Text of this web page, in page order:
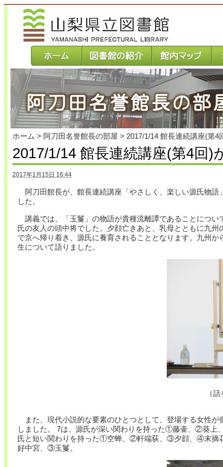
本
文
へ
ン
プ
ホーム > 阿刀田名誉館長の部屋 > 2017/1/14 館長連続講座(第4
2017/1/14 館長連続講座(第4回)
2017年1月15日 16:44
阿刀田館長が、館長連続講座「やさしく、楽しい源氏物
した。
講義では、「玉鬘」の物語が貴種流離譚であることにつ
氏の友人の頭中将でした。夕顔亡きあと、乳母とともに九
で京へ帰り着き、源氏に養育されることとなります。九州
生について語りました。
（
また、現代小説的な要素のひとつとして、登場する女性
しました。 7は、源氏が深い関わりを持った①藤壷、②葵
氏と短い関わりを持った①空蝉、②軒端荻、③夕顔、④末摘
好中宮、③玉鬘。